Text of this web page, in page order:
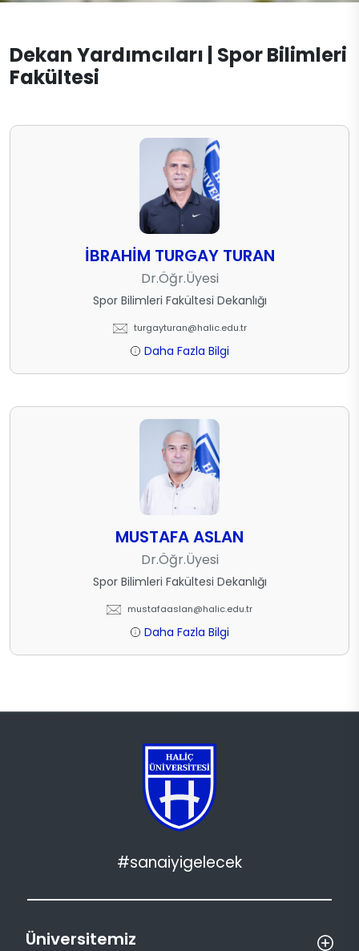
Spor Yöneticiliği
Spor Yöneticiliği (Türkçe)
Spor Yöneticiliği (İngilizce)
İletişim
Dekan Yardımcıları | Spor Bilimleri
Fakültesi
İBRAHİM TURGAY TURAN
Dr.Öğr.Üyesi
Spor Bilimleri Fakültesi Dekanlığı
turgayturan@halic.edu.tr
Daha Fazla Bilgi
MUSTAFA ASLAN
Dr.Öğr.Üyesi
Spor Bilimleri Fakültesi Dekanlığı
mustafaaslan@halic.edu.tr
Daha Fazla Bilgi
#sanaiyigelecek
Üniversitemiz